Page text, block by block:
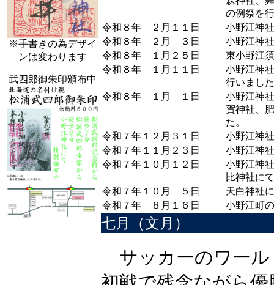
※手書きの為デザイ
ンは変わります
武四郎御朱印頒布中
の例祭を
令和８年 ２月１１日
小野江神
令和８年 ２月 ３日
小野江神
令和８年 １月２５日
東小野江
令和８年 １月１１日
小野江神
行いまし
令和８年 １月 １日
小野江神
賀神社、
た。
令和７年１２月３１日
小野江神
令和７年１１月２３日
小野江神
令和７年１０月１２日
小野江神
比神社に
令和７年１０月 ５日
天白神社
令和７年 ８月１６日
小野江町
七月（文月）
サッカーのワール